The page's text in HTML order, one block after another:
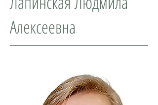
Алексеевна